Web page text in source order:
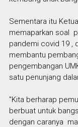
Sementara itu
memaparkan soal
pandemi covid 19 ,
membantu
pengembangan
satu penunjang
"Kita berharap
berbuat untuk
dengan caranya